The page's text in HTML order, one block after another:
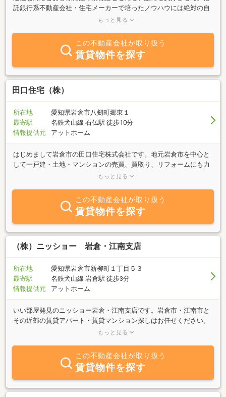
託銀行系不動産会社・住宅メーカーで培ったノウハウには絶対の自
信があります。住まいに関するあらゆることをトータルにご提案さ
の策をお客様と見出すよう努力します。『お客様に喜んでいただき
たい』から、その思い一心で毎日がんばっています！不動産のご用
命は岩倉の「すずき不動産事務所」へおまかせください！
もっと見る
この不動産会社が取り扱う
賃貸物件を探す
田口住宅（株）
所在地
愛知県岩倉市八剱町郷東１
最寄駅
名鉄犬山線 石仏駅 徒歩10分
情報提供元
アットホーム
はじめまして岩倉市の田口住宅株式会社です。地元岩倉市を中心と
して一戸建・土地・マンションの売買、買取り、リフォームにも力
を入れております。不動産についてご相談ございましたらお気軽に
もっと見る
この不動産会社が取り扱う
賃貸物件を探す
（株）ニッショー 岩倉・江南支店
所在地
愛知県岩倉市新柳町１丁目５３
最寄駅
名鉄犬山線 岩倉駅 徒歩3分
情報提供元
アットホーム
いい部屋発見のニッショー岩倉・江南支店です。岩倉市・江南市と
その近郊の賃貸アパート・賃貸マンション探しはお任せください。
新婚・ファミリーさんから単身さん向けの物件まで豊富な物件を取
ございます。お車でご来店のお客様は専用駐車場をご利用くださ
い。お気軽なお電話・ご来店を心よりお待ちしております。
もっと見る
この不動産会社が取り扱う
賃貸物件を探す